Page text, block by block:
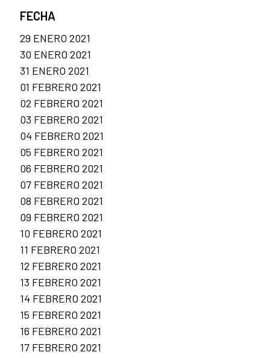
FECHA
29 ENERO 2021
30 ENERO 2021
31 ENERO 2021
01 FEBRERO 2021
02 FEBRERO 2021
03 FEBRERO 2021
04 FEBRERO 2021
05 FEBRERO 2021
06 FEBRERO 2021
07 FEBRERO 2021
08 FEBRERO 2021
09 FEBRERO 2021
10 FEBRERO 2021
11 FEBRERO 2021
12 FEBRERO 2021
13 FEBRERO 2021
14 FEBRERO 2021
15 FEBRERO 2021
16 FEBRERO 2021
17 FEBRERO 2021